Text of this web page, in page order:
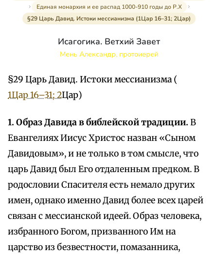
Единая монархия и ее распад 1000-910 годы до Р.Х
§29 Царь Давид. Истоки мессианизма (1Цар 16–31; 2Цар)
Исагогика. Ветхий Завет
Мень Александр, протоиерей
§29 Царь Давид. Истоки мессианизма (
1Цар 16–31; 2Цар)
1. Образ Давида в библейской традиции. В
Евангелиях Иисус Христос назван «Сыном
Давидовым», и не только в том смысле, что
царь Давид был Его отдаленным предком. В
родословии Спасителя есть немало других
имен, однако именно Давид более всех царей
связан с мессианской идеей. Образ человека,
избранного Богом, призванного Им на
царство из безвестности, помазанника,